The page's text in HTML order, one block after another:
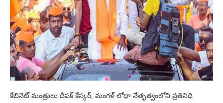
కేబినెట్ మంత్రులు దీపక్ కేస్కర్, మంగళ్ లోధా నేతృత్వంలోని ప్రతినిధి